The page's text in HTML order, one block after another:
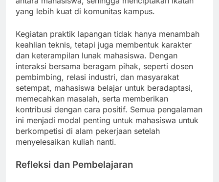
yang lebih kuat di komunitas kampus.
Kegiatan praktik lapangan tidak hanya menambah
keahlian teknis, tetapi juga membentuk karakter
dan keterampilan lunak mahasiswa. Dengan
interaksi bersama beragam pihak, seperti dosen
pembimbing, relasi industri, dan masyarakat
setempat, mahasiswa belajar untuk beradaptasi,
memecahkan masalah, serta memberikan
kontribusi dengan cara positif. Semua pengalaman
ini menjadi modal penting untuk mahasiswa untuk
berkompetisi di alam pekerjaan setelah
menyelesaikan kuliah nanti.
Refleksi dan Pembelajaran